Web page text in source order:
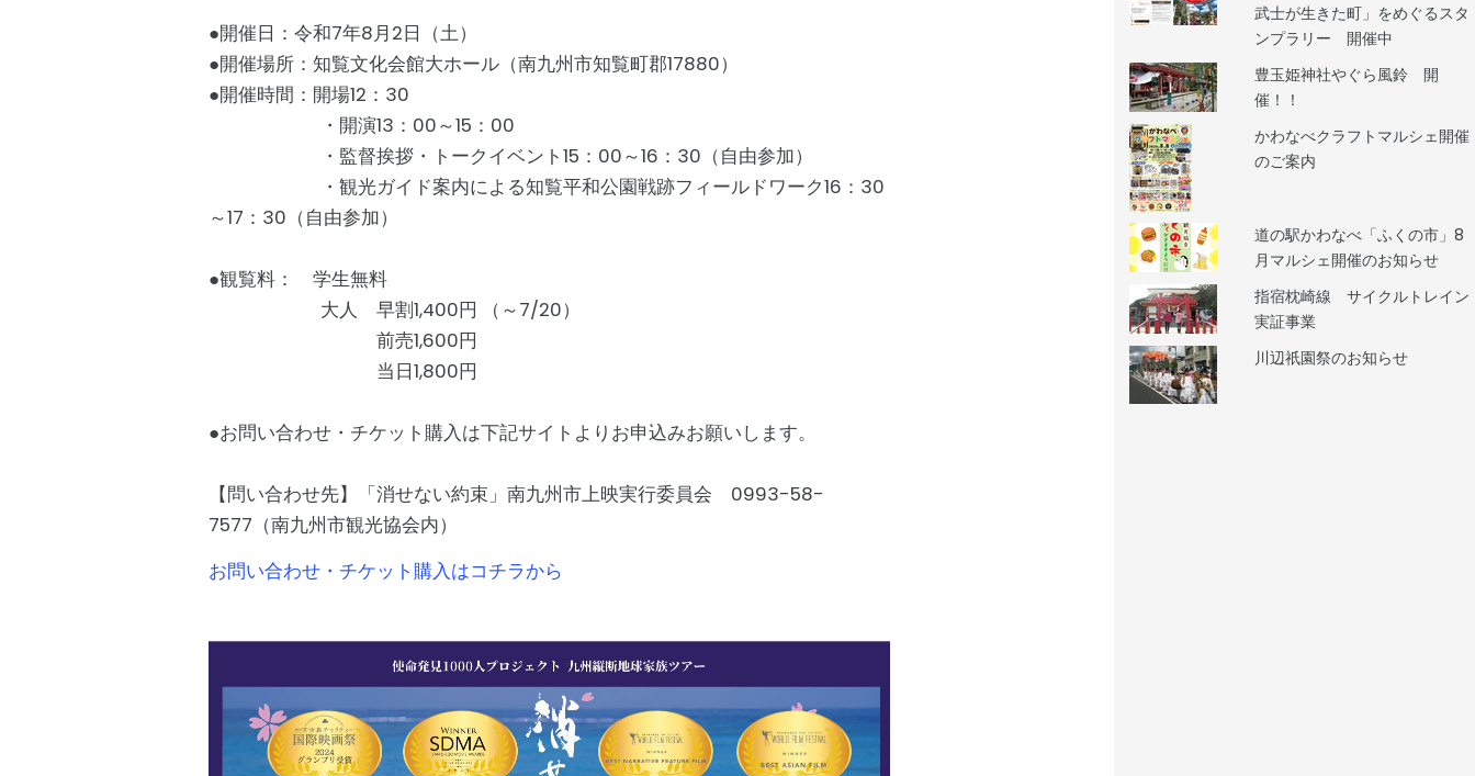
●開催日：令和7年8月2日（土）
●開催場所：知覧文化会館大ホール（南九州市知覧町郡17880）
●開催時間：開場12：30
・開演13：00～15：00
・監督挨拶・トークイベント15：00～16：30（自由参加）
・観光ガイド案内による知覧平和公園戦跡フィールドワーク16：30
～17：30（自由参加）
●観覧料： 学生無料
大人 早割1,400円 （～7/20）
前売1,600円
当日1,800円
●お問い合わせ・チケット購入は下記サイトよりお申込みお願いします。
【問い合わせ先】「消せない約束」南九州市上映実行委員会 0993-58-
7577（南九州市観光協会内）
お問い合わせ・チケット購入はコチラから
武士が生きた町」をめぐるスタ
ンプラリー 開催中
豊玉姫神社やぐら風鈴 開
催！！
かわなべクラフトマルシェ開催
のご案内
道の駅かわなべ「ふくの市」8
月マルシェ開催のお知らせ
指宿枕崎線 サイクルトレイン
実証事業
川辺祇園祭のお知らせ